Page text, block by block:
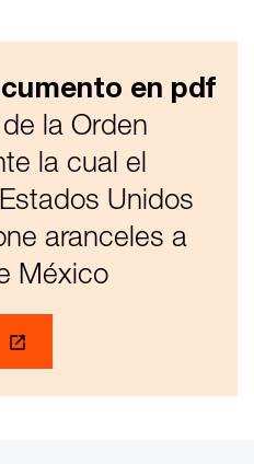
en pdf
la Orden
la cual el
Unidos
aranceles a
México